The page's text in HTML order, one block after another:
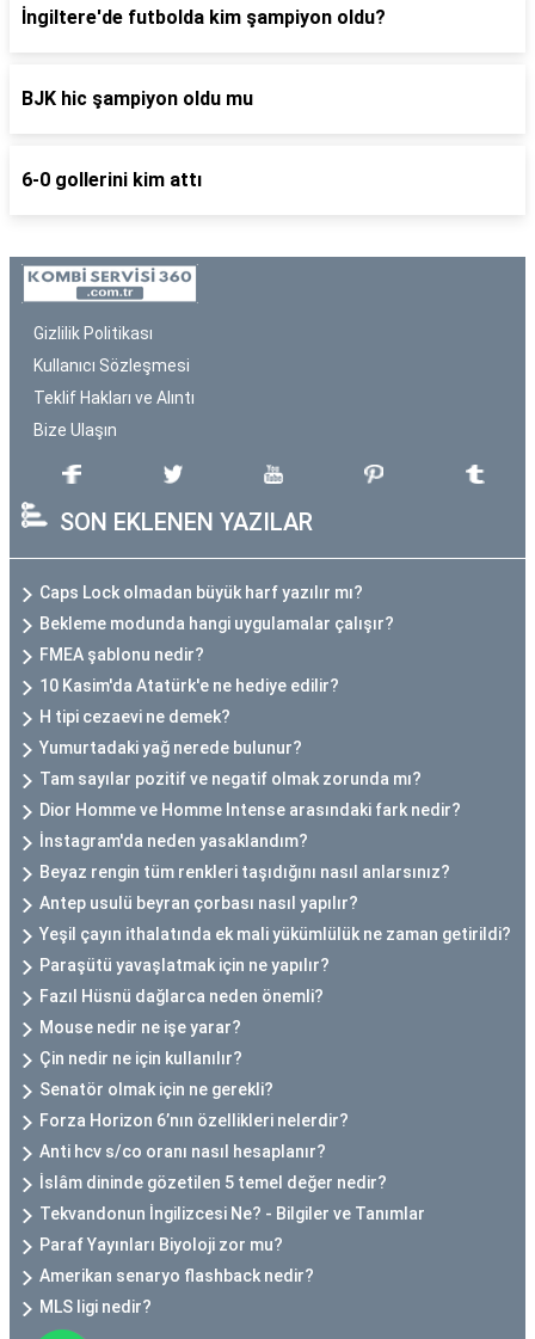
İngiltere'de futbolda kim şampiyon oldu?
BJK hic şampiyon oldu mu
6-0 gollerini kim attı
Gizlilik Politikası
Kullanıcı Sözleşmesi
Teklif Hakları ve Alıntı
Bize Ulaşın
SON EKLENEN YAZILAR
Caps Lock olmadan büyük harf yazılır mı?
Bekleme modunda hangi uygulamalar çalışır?
FMEA şablonu nedir?
10 Kasim'da Atatürk'e ne hediye edilir?
H tipi cezaevi ne demek?
Yumurtadaki yağ nerede bulunur?
Tam sayılar pozitif ve negatif olmak zorunda mı?
Dior Homme ve Homme Intense arasındaki fark nedir?
İnstagram'da neden yasaklandım?
Beyaz rengin tüm renkleri taşıdığını nasıl anlarsınız?
Antep usulü beyran çorbası nasıl yapılır?
Yeşil çayın ithalatında ek mali yükümlülük ne zaman getirildi?
Paraşütü yavaşlatmak için ne yapılır?
Fazıl Hüsnü dağlarca neden önemli?
Mouse nedir ne işe yarar?
Çin nedir ne için kullanılır?
Senatör olmak için ne gerekli?
Forza Horizon 6’nın özellikleri nelerdir?
Anti hcv s/co oranı nasıl hesaplanır?
İslâm dininde gözetilen 5 temel değer nedir?
Tekvandonun İngilizcesi Ne? - Bilgiler ve Tanımlar
Paraf Yayınları Biyoloji zor mu?
Amerikan senaryo flashback nedir?
MLS ligi nedir?